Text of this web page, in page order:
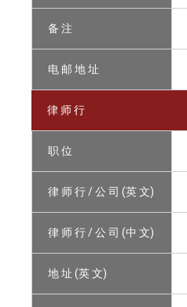
备 注
电 邮 地 址
律 师 行
职 位
律 师 行 / 公 司 (英 文)
律 师 行 / 公 司 (中 文)
地 址 (英 文)